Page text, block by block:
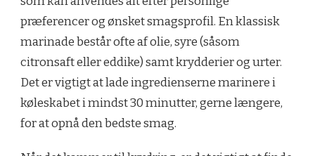
præferencer og ønsket smagsprofil. En klassisk
marinade består ofte af olie, syre (såsom
citronsaft eller eddike) samt krydderier og urter.
Det er vigtigt at lade ingredienserne marinere i
køleskabet i mindst 30 minutter, gerne længere,
for at opnå den bedste smag.